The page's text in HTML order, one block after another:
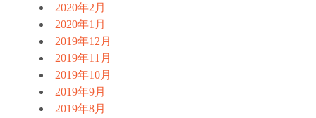
2020年2月
2020年1月
2019年12月
2019年11月
2019年10月
2019年9月
2019年8月